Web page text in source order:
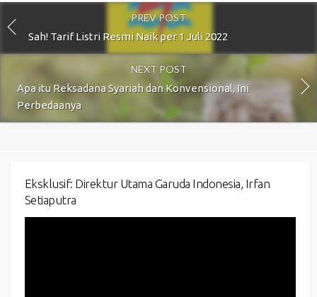
PREV POST
Sah! Tarif Listri Resmi Naik per 1 Juli 2022
NEXT POST
Apa itu Reksadana Syariah dan Konvensional, Ini
Perbedaanya
Eksklusif: Direktur Utama Garuda Indonesia, Irfan
Setiaputra